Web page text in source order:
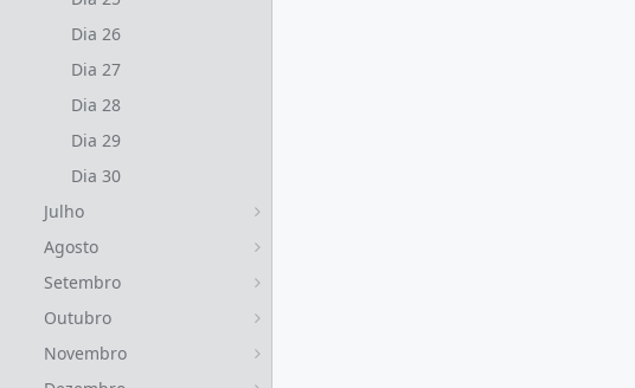
Dia 26
Dia 27
Dia 28
Dia 29
Dia 30
Julho
Agosto
Setembro
Outubro
Novembro